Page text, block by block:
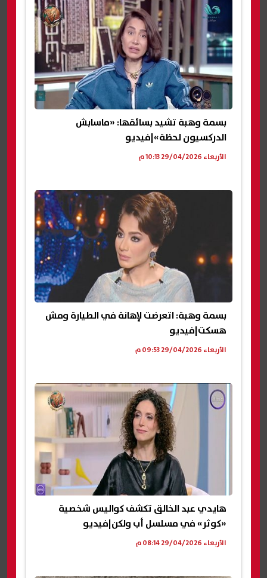
بسمة وهبة تشيد بسائقها: «ماسابش
الدركسيون لحظة»|فيديو
الأربعاء 29/04/2026 10:13 م
بسمة وهبة: اتعرضت لإهانة في الطيارة ومش
هسكت|فيديو
الأربعاء 29/04/2026 09:53 م
هايدي عبد الخالق تكشف كواليس شخصية
«كوثر» في مسلسل أب ولكن|فيديو
الأربعاء 29/04/2026 08:14 م